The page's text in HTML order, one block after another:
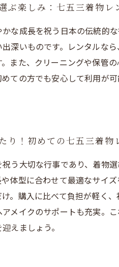
ぶ楽しみ：七五三着物レ
な成長を祝う日本の伝統的
深いものです。レンタルな
また、クリーニングや保管
ての方でも安心して利用が
り！初めての七五三着物
う大切な行事であり、着物
体型に合わせて最適なサイ
。購入に比べて負担が軽く
メイクのサポートも充実。
えましょう。